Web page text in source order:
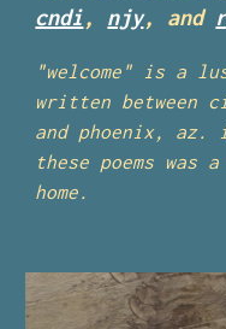
cndi, njy, and
"welcome" is a
written between
and phoenix, az.
these poems was
home.